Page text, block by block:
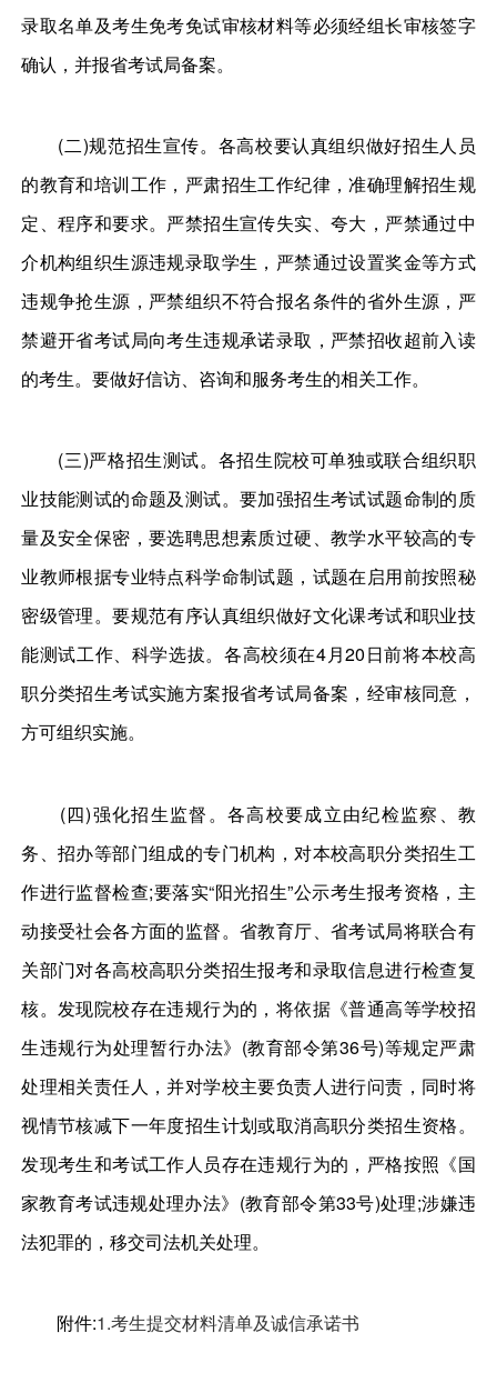
录取名单及考生免考免试审核材料等必须经组长审核签字
确认，并报省考试局备案。
(二)规范招生宣传。各高校要认真组织做好招生人员
的教育和培训工作，严肃招生工作纪律，准确理解招生规
定、程序和要求。严禁招生宣传失实、夸大，严禁通过中
介机构组织生源违规录取学生，严禁通过设置奖金等方式
违规争抢生源，严禁组织不符合报名条件的省外生源，严
禁避开省考试局向考生违规承诺录取，严禁招收超前入读
的考生。要做好信访、咨询和服务考生的相关工作。
(三)严格招生测试。各招生院校可单独或联合组织职
业技能测试的命题及测试。要加强招生考试试题命制的质
量及安全保密，要选聘思想素质过硬、教学水平较高的专
业教师根据专业特点科学命制试题，试题在启用前按照秘
密级管理。要规范有序认真组织做好文化课考试和职业技
能测试工作、科学选拔。各高校须在4月20日前将本校高
职分类招生考试实施方案报省考试局备案，经审核同意，
方可组织实施。
(四)强化招生监督。各高校要成立由纪检监察、教
务、招办等部门组成的专门机构，对本校高职分类招生工
作进行监督检查;要落实“阳光招生”公示考生报考资格，主
动接受社会各方面的监督。省教育厅、省考试局将联合有
关部门对各高校高职分类招生报考和录取信息进行检查复
核。发现院校存在违规行为的，将依据《普通高等学校招
生违规行为处理暂行办法》(教育部令第36号)等规定严肃
处理相关责任人，并对学校主要负责人进行问责，同时将
视情节核减下一年度招生计划或取消高职分类招生资格。
发现考生和考试工作人员存在违规行为的，严格按照《国
家教育考试违规处理办法》(教育部令第33号)处理;涉嫌违
法犯罪的，移交司法机关处理。
附件:1.考生提交材料清单及诚信承诺书